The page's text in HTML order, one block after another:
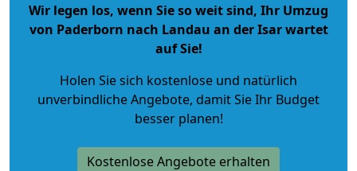
Wir legen los, wenn Sie so weit sind, Ihr Umzug
von Paderborn nach Landau an der Isar wartet
auf Sie!
Holen Sie sich kostenlose und natürlich
unverbindliche Angebote, damit Sie Ihr Budget
besser planen!
Kostenlose Angebote erhalten